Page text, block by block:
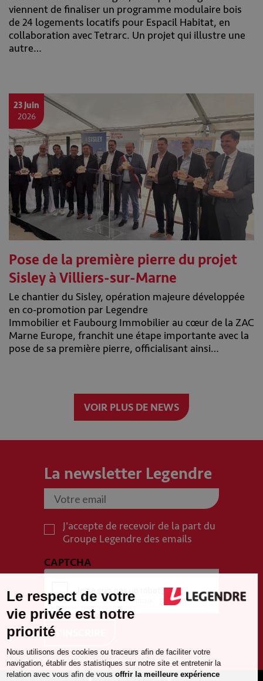
viennent de finaliser un programme modulaire bois
de 24 logements locatifs pour Espacil Habitat, en
collaboration avec Tetrarc. Un projet qui illustre une
autre…
23 Juin
2026
Pose de la première pierre du projet
Sisley à Villiers-sur-Marne
Le chantier du Sisley, opération majeure développée
en co-promotion par Legendre
Immobilier et Faubourg Immobilier au cœur de la ZAC
Marne Europe, franchit une étape importante avec la
pose de sa première pierre, officialisant ainsi…
VOIR PLUS DE NEWS
La newsletter Legendre
J'accepte de recevoir de la part du
Groupe Legendre des emails
CAPTCHA